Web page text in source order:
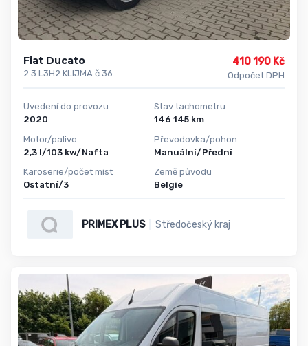
Fiat Ducato
2.3 L3H2 KLIJMA č.36.
410 190 Kč
Odpočet DPH
Uvedení do provozu
2020
Motor/palivo
2,3 l/103 kw/Nafta
Karoserie/počet míst
Ostatní/3
Stav tachometru
146 145 km
Převodovka/pohon
Manuální/Přední
Země původu
Belgie
PRIMEX PLUS Středočeský kraj